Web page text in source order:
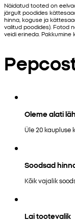
Näidatud tooted on
järgult poodides
hinna, koguse ja
valitud poodides). Fotod
veidi erineda. Pakkumine
Oleme alati
Üle 20 kaupluse
Soodsad
Kõik vajalik
Lai tootevalik